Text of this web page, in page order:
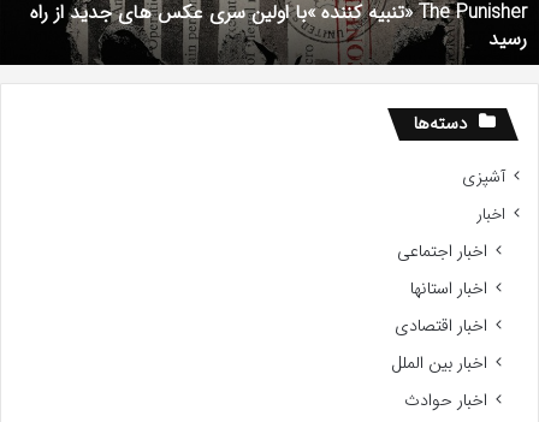
های
جدید
از
راه
رسید
The Punisher «تنبیه کننده »با اولین سری عکس های جدید از راه
رسید
دسته‌ها
آشپزی
اخبار
اخبار اجتماعی
اخبار استانها
اخبار اقتصادی
اخبار بین الملل
اخبار حوادث